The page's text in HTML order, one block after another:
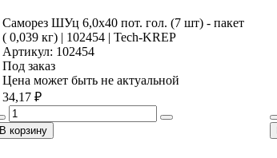
Саморез ШУц 6,0х40 пот. гол. (7 шт) - пакет
( 0,039 кг) | 102454 | Tech-KREP
Артикул: 102454
Под заказ
Цена может быть не актуальной
34,17 ₽
В корзину